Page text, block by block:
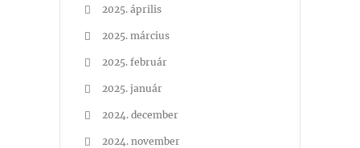
2025. április
2025. március
2025. február
2025. január
2024. december
2024. november